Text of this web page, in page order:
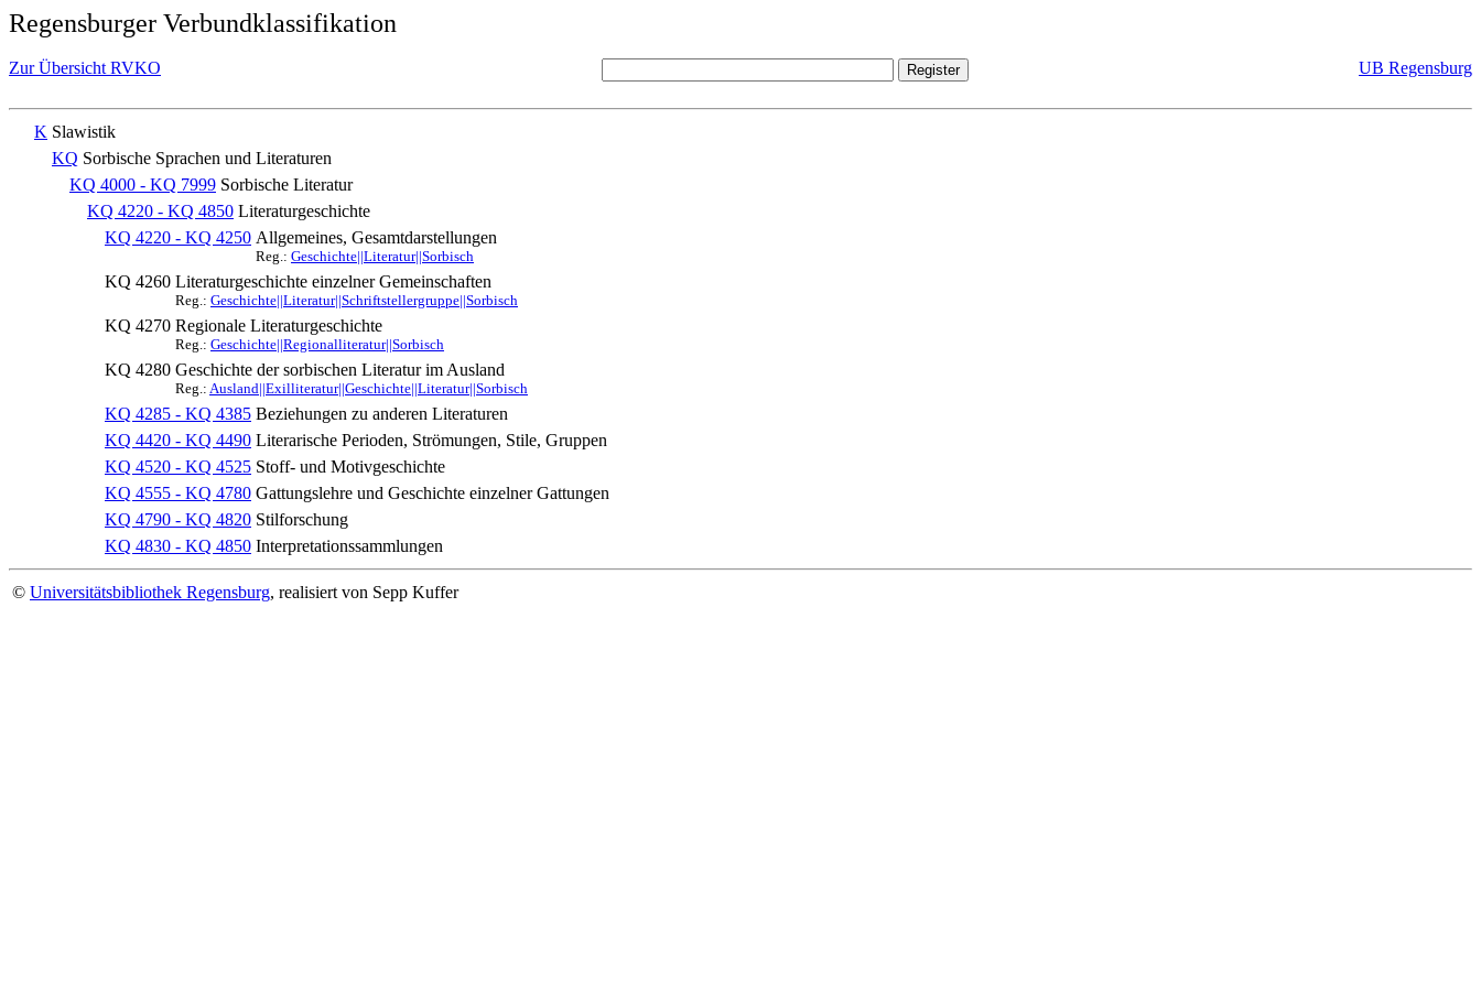
Regensburger Verbundklassifikation
Zur Übersicht RVKO UB Regensburg
K Slawistik
KQ Sorbische Sprachen und Literaturen
KQ 4000 - KQ 7999 Sorbische Literatur
KQ 4220 - KQ 4850 Literaturgeschichte
KQ 4220 - KQ 4250 Allgemeines, Gesamtdarstellungen
Reg.: Geschichte||Literatur||Sorbisch
KQ 4260 Literaturgeschichte einzelner Gemeinschaften
Reg.: Geschichte||Literatur||Schriftstellergruppe||Sorbisch
KQ 4270 Regionale Literaturgeschichte
Reg.: Geschichte||Regionalliteratur||Sorbisch
KQ 4280 Geschichte der sorbischen Literatur im Ausland
Reg.: Ausland||Exilliteratur||Geschichte||Literatur||Sorbisch
KQ 4285 - KQ 4385 Beziehungen zu anderen Literaturen
KQ 4420 - KQ 4490 Literarische Perioden, Strömungen, Stile, Gruppen
KQ 4520 - KQ 4525 Stoff- und Motivgeschichte
KQ 4555 - KQ 4780 Gattungslehre und Geschichte einzelner Gattungen
KQ 4790 - KQ 4820 Stilforschung
KQ 4830 - KQ 4850 Interpretationssammlungen
© Universitätsbibliothek Regensburg, realisiert von Sepp Kuffer